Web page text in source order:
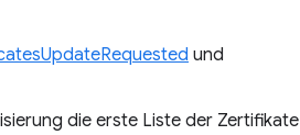
und
die erste Liste der Zertifikate